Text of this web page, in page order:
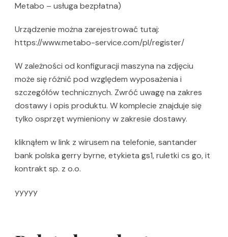
Metabo – usługa bezpłatna)
Urządzenie można zarejestrować tutaj:
https://www.metabo-service.com/pl/register/
W zależności od konfiguracji maszyna na zdjęciu
może się różnić pod względem wyposażenia i
szczegółów technicznych. Zwróć uwagę na zakres
dostawy i opis produktu. W komplecie znajduje się
tylko osprzęt wymieniony w zakresie dostawy.
kliknąłem w link z wirusem na telefonie, santander
bank polska gerry byrne, etykieta gs1, ruletki cs go, it
kontrakt sp. z o.o.
yyyyy